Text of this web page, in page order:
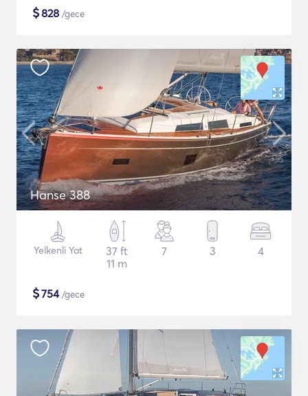
$828 /gece
Hanse 388
Yelkenli Yat
37 ft
11 m
7 3 4
$754/gece